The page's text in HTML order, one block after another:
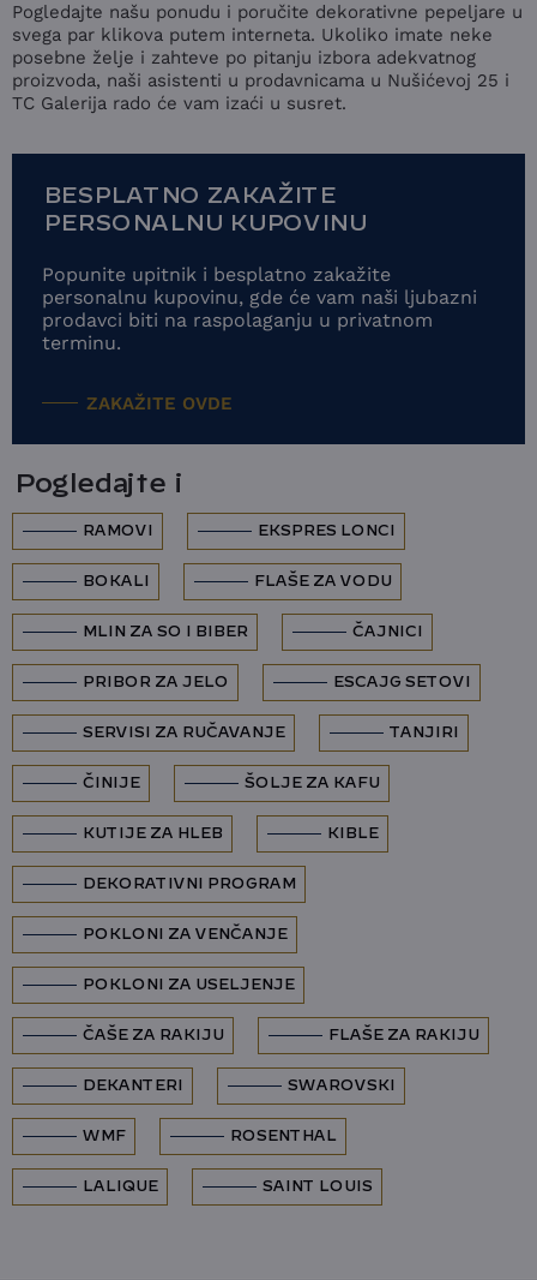
Pogledajte našu ponudu i poručite dekorativne pepeljare u
svega par klikova putem interneta. Ukoliko imate neke
posebne želje i zahteve po pitanju izbora adekvatnog
proizvoda, naši asistenti u prodavnicama u Nušićevoj 25 i
TC Galerija rado će vam izaći u susret.
BESPLATNO ZAKAŽITE
PERSONALNU KUPOVINU
Popunite upitnik i besplatno zakažite
personalnu kupovinu, gde će vam naši ljubazni
prodavci biti na raspolaganju u privatnom
terminu.
ZAKAŽITE OVDE
Pogledajte i
RAMOVI EKSPRES LONCI
BOKALI FLAŠE ZA VODU
MLIN ZA SO I BIBER ČAJNICI
PRIBOR ZA JELO ESCAJG SETOVI
SERVISI ZA RUČAVANJE TANJIRI
ČINIJE ŠOLJE ZA KAFU
KUTIJE ZA HLEB KIBLE
DEKORATIVNI PROGRAM
POKLONI ZA VENČANJE
POKLONI ZA USELJENJE
ČAŠE ZA RAKIJU FLAŠE ZA RAKIJU
DEKANTERI SWAROVSKI
WMF ROSENTHAL
LALIQUE SAINT LOUIS